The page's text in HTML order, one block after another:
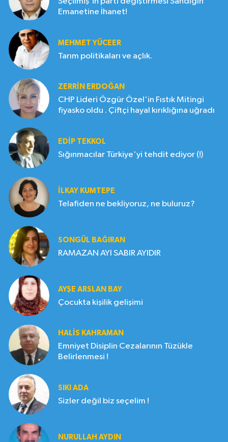
Emanetine İhanet!
MEHMET YÜCEER
Tarım politikaları ve açlık.
ZERRIN ERDOĞAN
CHP Lideri Özgür Özel'in Fıstık Mitingi
fiyasko oldu . Çiftçi hayal kırıklığına uğradı
EDIP TEKKOL
Sığınmacılar Türkiye'yi tehdit ediyor (!)
İLKAY KUMTEPE
Telafiden ne bekliyoruz, ne buluruz?
SONGÜL BAĞIRAN
RAMAZAN AYI SABIR AYIDIR
AYŞE ARSLAN BAY
Çocukta kişilik gelişimi
HALIS KAHRAMAN
Emniyet Disiplin Cezalarının Tüzükle
Belirlenmesi !
SIKI ADA
Sizler değil biz seçelim !
NURULLAH AYDIN